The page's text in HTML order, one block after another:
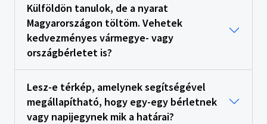
Külföldön tanulok, de a nyarat
Magyarországon töltöm. Vehetek
kedvezményes vármegye- vagy
országbérletet is?
Lesz-e térkép, amelynek segítségével
megállapítható, hogy egy-egy bérletnek
vagy napijegynek mik a határai?